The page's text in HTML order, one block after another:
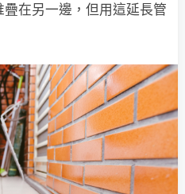
在另一邊，但用這延長管